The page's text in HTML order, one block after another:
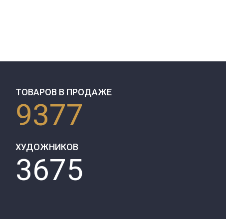
ТОВАРОВ В ПРОДАЖЕ
9377
ХУДОЖНИКОВ
3675